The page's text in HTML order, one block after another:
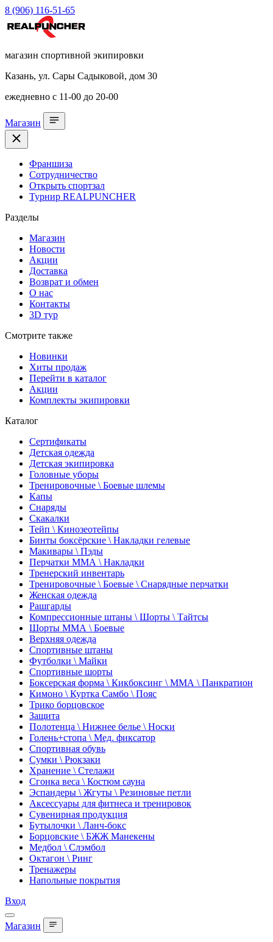
8 (906) 116-51-65
магазин спортивной экипировки
Казань, ул. Сары Садыковой, дом 30
ежедневно с 11-00 до 20-00
Магазин
Франшиза
Сотрудничество
Открыть спортзал
Турнир REALPUNCHER
Разделы
Магазин
Новости
Акции
Доставка
Возврат и обмен
О нас
Контакты
3D тур
Смотрите также
Новинки
Хиты продаж
Перейти в каталог
Акции
Комплекты экипировки
Каталог
Сертификаты
Детская одежда
Детская экипировка
Головные уборы
Тренировочные \ Боевые шлемы
Капы
Снаряды
Скакалки
Тейп \ Кинозеотейпы
Бинты боксёрские \ Накладки гелевые
Макивары \ Пэды
Перчатки ММА \ Накладки
Тренерский инвентарь
Тренировочные \ Боевые \ Снарядные перчатки
Женская одежда
Рашгарды
Компрессионные штаны \ Шорты \ Тайтсы
Шорты ММА \ Боевые
Верхняя одежда
Спортивные штаны
Футболки \ Майки
Спортивные шорты
Боксерская форма \ Кикбоксинг \ ММА \ Панкратион
Кимоно \ Куртка Самбо \ Пояс
Трико борцовское
Защита
Полотенца \ Нижнее белье \ Носки
Голень+стопа \ Мед. фиксатор
Спортивная обувь
Сумки \ Рюкзаки
Хранение \ Стелажи
Сгонка веса \ Костюм сауна
Эспандеры \ Жгуты \ Резиновые петли
Аксессуары для фитнеса и тренировок
Сувенирная продукция
Бутылочки \ Ланч-бокс
Борцовские \ БЖЖ Манекены
Медбол \ Слэмбол
Октагон \ Ринг
Тренажеры
Напольные покрытия
Вход
Магазин